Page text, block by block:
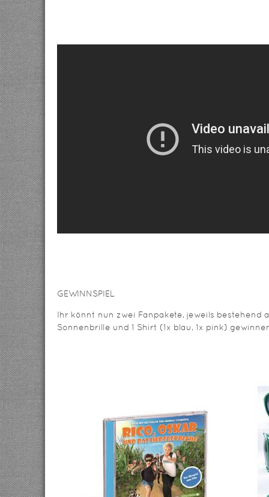
GEWINNSPIEL
Ihr könnt nun zwei Fanpakete, jeweils bestehend
Sonnenbrille und 1 Shirt (1x blau, 1x pink)